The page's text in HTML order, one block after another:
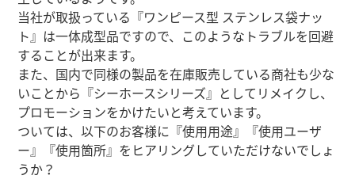
当社が取扱っている『ワンピース型 ステンレス袋ナッ
ト』は一体成型品ですので、このようなトラブルを回避
することが出来ます。
また、国内で同様の製品を在庫販売している商社も少な
いことから 『シーホースシリーズ』 としてリメイクし、
プロモーションをかけたいと考えています。
ついては、以下のお客様に『使用用途』『使用ユーザ
ー』『使用箇所』をヒアリングしていただけないでしょ
うか？